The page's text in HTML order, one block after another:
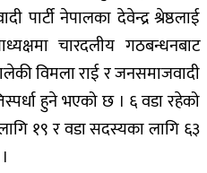
नेपालका देवेन्द्र श्रेष्ठलाई
चारदलीय गठबन्धनबाट
विमला राई र जनसमाजवादी
हुने भएको छ । ६ वडा रहेको
१९ र वडा सदस्यका लागि ६३